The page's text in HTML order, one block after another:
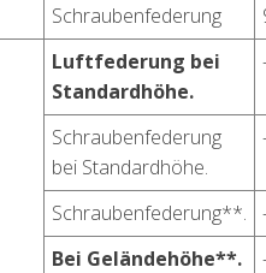
Schraubenfederung
Luftfederung bei
Standardhöhe.
Schraubenfederung
bei Standardhöhe.
Schraubenfederung**.
Bei Geländehöhe**.